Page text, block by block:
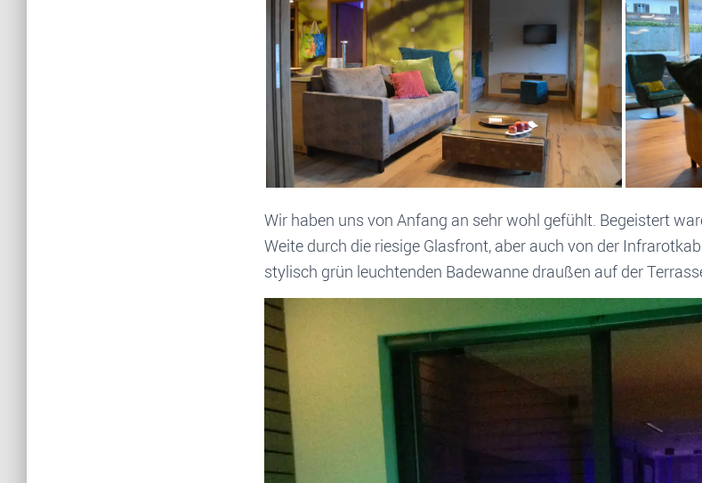
Wir haben uns von Anfang an sehr wohl gefühlt. Begeistert
Weite durch die riesige Glasfront, aber auch von der
stylisch grün leuchtenden Badewanne draußen auf der